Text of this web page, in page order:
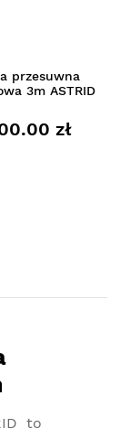
przesuwna
3m ASTRID
zł
to